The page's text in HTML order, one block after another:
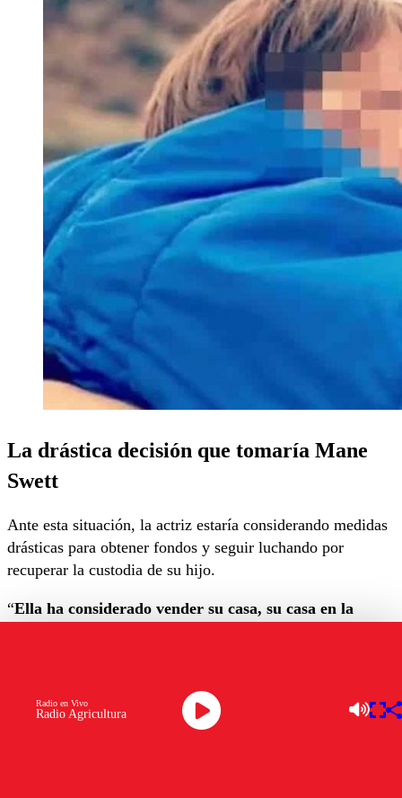
La drástica decisión que tomaría Mane
Swett
Ante esta situación, la actriz estaría considerando medidas
drásticas para obtener fondos y seguir luchando por
recuperar la custodia de su hijo.
“Ella ha considerado vender su casa, su casa en la
Las personas cercanas a Mane Swett estarían dispuestas a
Radio Agricultura
Radio en Vivo